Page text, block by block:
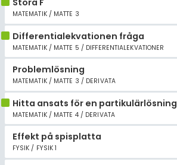
Stora F
MATEMATIK / MATTE 3
Differentialekvationen fråga
MATEMATIK / MATTE 5 / DIFFERENTIALEKVATIONER
Problemlösning
MATEMATIK / MATTE 3 / DERIVATA
Hitta ansats för en partikulärlösning
MATEMATIK / MATTE 4 / DERIVATA
Effekt på spisplatta
FYSIK / FYSIK 1